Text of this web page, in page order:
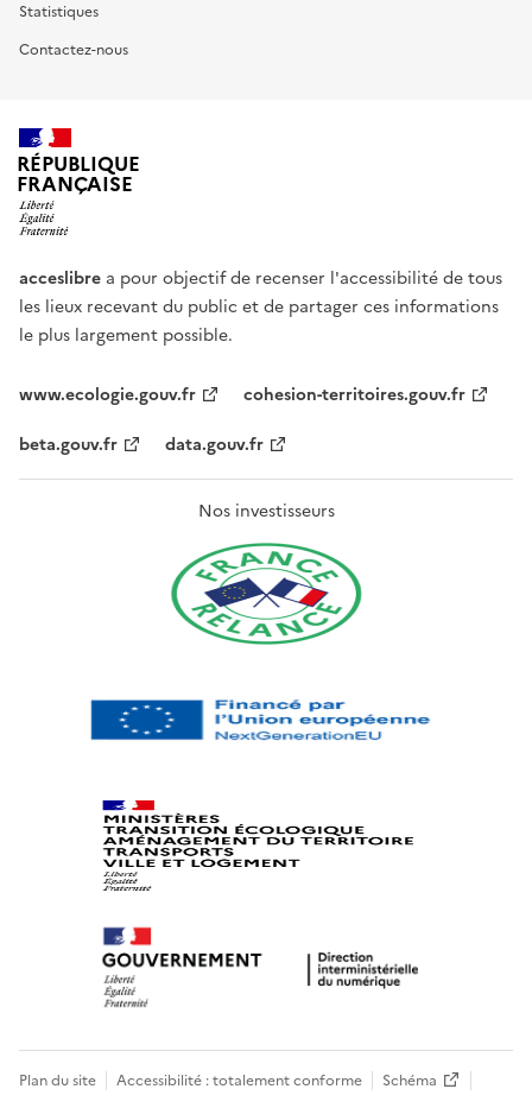
Statistiques
Contactez-nous
RÉPUBLIQUE
FRANÇAISE
acceslibre a pour objectif de recenser l'accessibilité de tous
les lieux recevant du public et de partager ces informations
le plus largement possible.
www.ecologie.gouv.fr
cohesion-territoires.gouv.fr
beta.gouv.fr
data.gouv.fr
Nos investisseurs
Plan du site Accessibilité : totalement conforme Schéma